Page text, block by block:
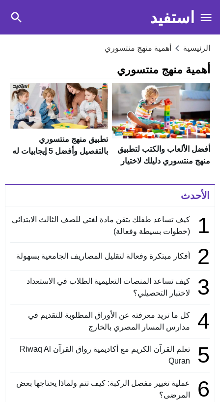
استفيد
الرئيسية أهمية منهج منتسوري
أهمية منهج منتسوري
أفضل الألعاب والكتب لتطبيق
منهج منتسوري دليلك لاختيار
تطبيق منهج منتسوري
بالتفصيل وأفضل 5 إيجابيات له
الأحدث
1
كيف تساعد طفلك يتقن مادة لغتي للصف الثالث الابتدائي
(خطوات بسيطة وفعالة)
2 أفكار مبتكرة وفعالة لتقليل المصاريف الجامعية بسهولة
3
كيف تساعد المنصات التعليمية الطلاب في الاستعداد
لاختبار التحصيلي؟
4
كل ما تريد معرفته عن الأوراق المطلوبة للتقديم في
مدارس المسار المصري بالخارج
5
تعلم القرآن الكريم مع أكاديمية رواق القرآن Riwaq Al
Quran
6
عملية تغيير مفصل الركبة: كيف تتم ولماذا يحتاجها بعض
المرضى؟